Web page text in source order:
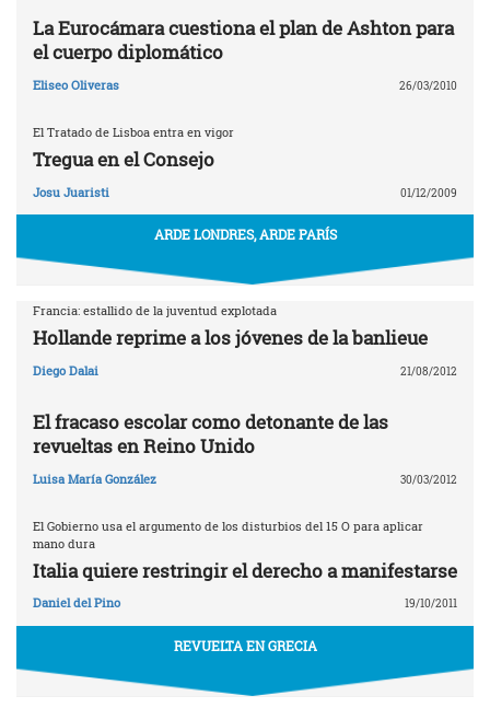
La Eurocámara cuestiona el plan de Ashton para
el cuerpo diplomático
Eliseo Oliveras 26/03/2010
El Tratado de Lisboa entra en vigor
Tregua en el Consejo
Josu Juaristi 01/12/2009
ARDE LONDRES, ARDE PARÍS
Francia: estallido de la juventud explotada
Hollande reprime a los jóvenes de la banlieue
Diego Dalai 21/08/2012
El fracaso escolar como detonante de las
revueltas en Reino Unido
Luisa María González 30/03/2012
El Gobierno usa el argumento de los disturbios del 15 O para aplicar
mano dura
Italia quiere restringir el derecho a manifestarse
Daniel del Pino 19/10/2011
REVUELTA EN GRECIA